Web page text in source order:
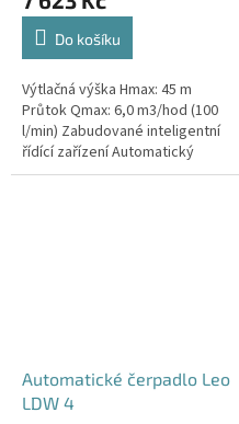
Do košíku
Výtlačná výška Hmax: 45 m
Průtok Qmax: 6,0 m3/hod (100
l/min) Zabudované inteligentní
řídící zařízení Automatický
provoz Tělo čerpadla vyrobeno
Automatické čerpadlo Leo
LDW 4